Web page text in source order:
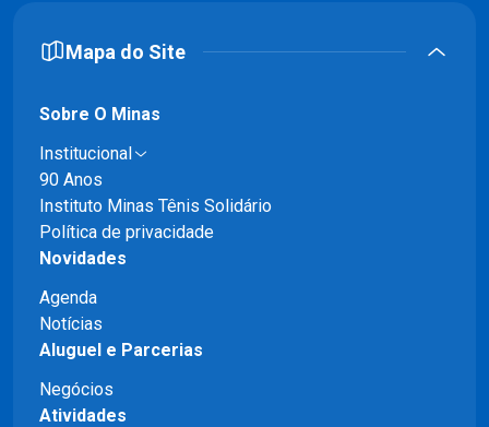
Mapa do Site
Sobre O Minas
Institucional
90 Anos
Instituto Minas Tênis Solidário
Política de privacidade
Novidades
Agenda
Notícias
Aluguel e Parcerias
Negócios
Atividades